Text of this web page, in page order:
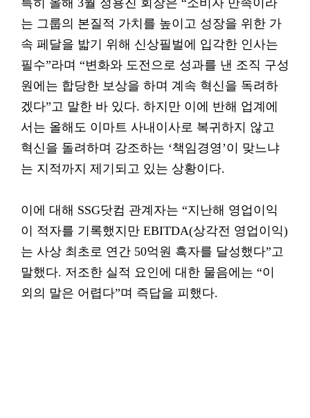
특히 올해 3월 정용진 회장은 “소비자 만족이라
는 그룹의 본질적 가치를 높이고 성장을 위한 가
속 페달을 밟기 위해 신상필벌에 입각한 인사는
필수”라며 “변화와 도전으로 성과를 낸 조직 구성
원에는 합당한 보상을 하며 계속 혁신을 독려하
겠다”고 말한 바 있다. 하지만 이에 반해 업계에
서는 올해도 이마트 사내이사로 복귀하지 않고
혁신을 돌려하며 강조하는 ‘책임경영’이 맞느냐
는 지적까지 제기되고 있는 상황이다.
이에 대해 SSG닷컴 관계자는 “지난해 영업이익
이 적자를 기록했지만 EBITDA(상각전 영업이익)
는 사상 최초로 연간 50억원 흑자를 달성했다”고
말했다. 저조한 실적 요인에 대한 물음에는 “이
외의 말은 어렵다”며 즉답을 피했다.